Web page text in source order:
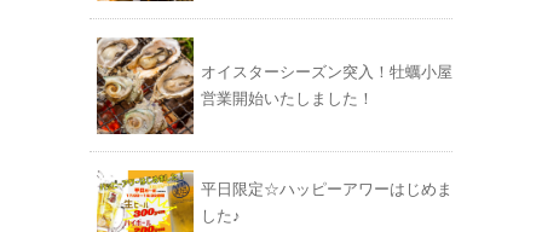
オイスターシーズン突入！牡蠣小屋
営業開始いたしました！
平日限定☆ハッピーアワーはじめま
した♪